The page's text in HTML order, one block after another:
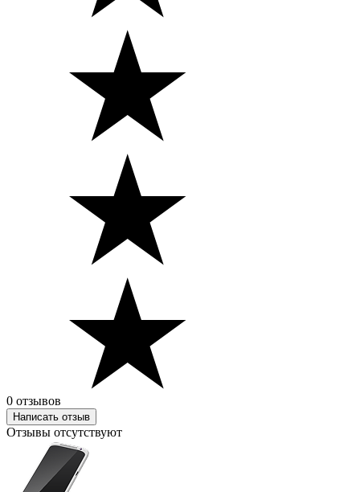
0 отзывов
Написать отзыв
Отзывы отсутствуют